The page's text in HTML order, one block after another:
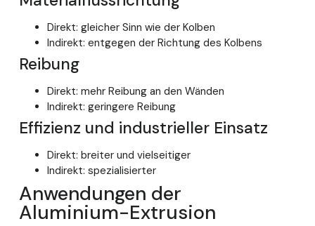
Direkt: gleicher Sinn wie der Kolben
Indirekt: entgegen der Richtung des Kolbens
Reibung
Direkt: mehr Reibung an den Wänden
Indirekt: geringere Reibung
Effizienz und industrieller Einsatz
Direkt: breiter und vielseitiger
Indirekt: spezialisierter
Anwendungen der
Aluminium-Extrusion